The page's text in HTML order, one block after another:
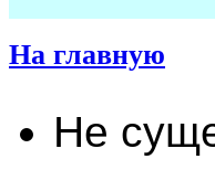
На главную
Не